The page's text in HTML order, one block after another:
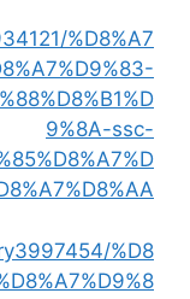
%D8%A7
9%8A-ssc-
%D8